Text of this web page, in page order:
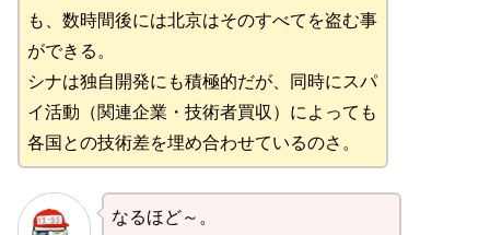
も、数時間後には北京はそのすべてを盗む事
ができる。
シナは独自開発にも積極的だが、同時にスパ
イ活動（関連企業・技術者買収）によっても
各国との技術差を埋め合わせているのさ。
なるほど～。